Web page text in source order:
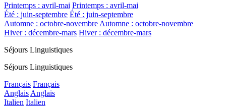
Printemps : avril-mai Printemps : avril-mai
Été : juin-septembre Été : juin-septembre
Automne : octobre-novembre Automne : octobre-novembre
Hiver : décembre-mars Hiver : décembre-mars
Séjours Linguistiques
Séjours Linguistiques
Français Français
Anglais Anglais
Italien Italien